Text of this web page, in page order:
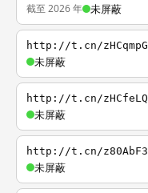
截至 2026 年 未屏蔽
http://t.cn/zHCqmpG
未屏蔽
http://t.cn/zHCfeLQ
未屏蔽
http://t.cn/z80AbF3
未屏蔽